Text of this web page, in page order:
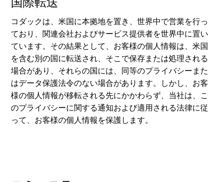
コダックは、米国に本拠地を置き、世界中で営業を行っ
ており、関連会社およびサービス提供者を世界中に置い
ています。その結果として、お客様の個人情報は、米国
を含む別の国に転送され、そこで保存または処理される
場合があり、それらの国には、同等のプライバシーまた
はデータ保護法令のない場合があります。しかし、お客
様の個人情報が移転される先にかかわらず、当社は、こ
のプライバシーに関する通知および適用される法律に従
って、お客様の個人情報を保護します。